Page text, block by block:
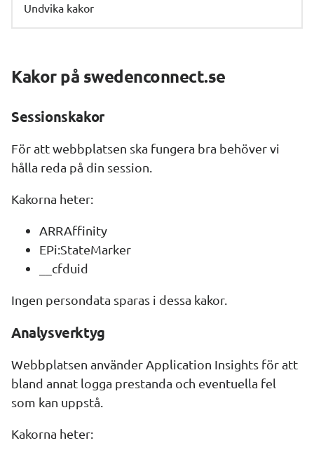
Undvika kakor
Kakor på swedenconnect.se
Sessionskakor
För att webbplatsen ska fungera bra behöver vi
hålla reda på din session.
Kakorna heter:
ARRAffinity
EPi:StateMarker
__cfduid
Ingen persondata sparas i dessa kakor.
Analysverktyg
Webbplatsen använder Application Insights för att
bland annat logga prestanda och eventuella fel
som kan uppstå.
Kakorna heter: